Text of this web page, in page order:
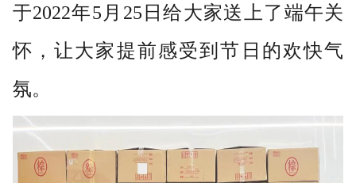
于2022年5月25日给大家送上了端午关
怀，让大家提前感受到节日的欢快气
氛。